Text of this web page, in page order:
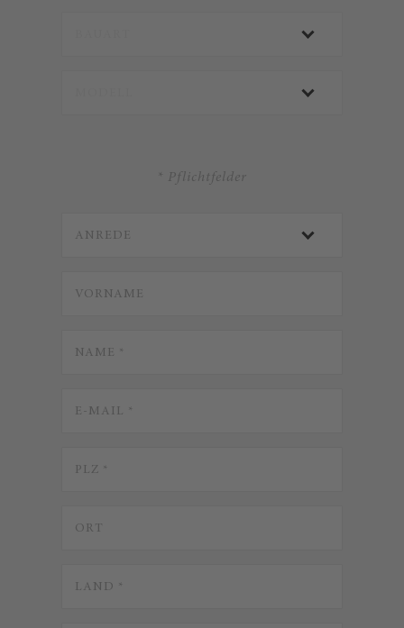
* Pflichtfelder